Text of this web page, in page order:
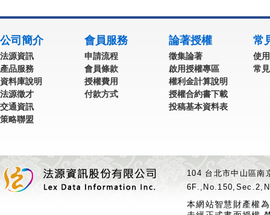
公司簡介
法源資訊
產品服務
資料庫說明
法源徵才
交通資訊
策略聯盟
會員服務
申請流程
會員條款
授權費用
付款方式
論著授權
徵集論著
啟用授權專區
權利金計算說明
授權合約書下載
投稿基本資料表
常
使
常
104 台北市中山區
本網站智慧財產權